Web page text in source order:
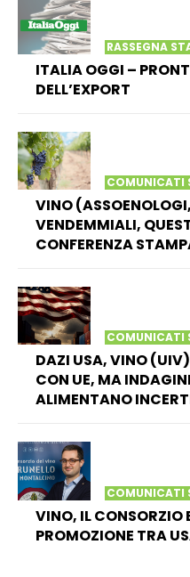
RASSEGNA
ITALIA OGGI –
DELL’EXPORT
COMUNICATI
VINO
VENDEMMIALI,
CONFERENZA
COMUNICATI
DAZI USA, VINO
CON UE, MA
ALIMENTANO
COMUNICATI
VINO, IL CONSORZIO
PROMOZIONE TRA